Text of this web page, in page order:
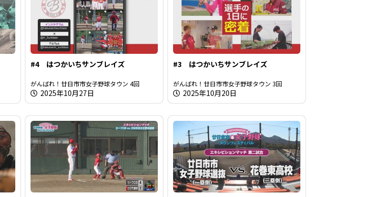
#4 はつかいちサンブレイズ
がんばれ！廿日市市女子野球タウン 4回
2025年10月27日
#3 はつかいちサンブレイズ
がんばれ！廿日市市女子野球タウン 3回
2025年10月20日